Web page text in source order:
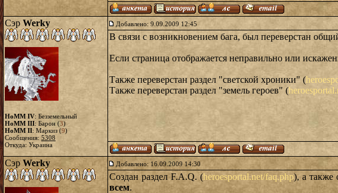
Сэр Werky
HoMM IV: Безземельный
HoMM III: Барон (3)
HoMM II: Маркиз (9)
Сообщения: 5308
Откуда: Украина
Добавлено: 9.09.2009 12:45
В связи с возникновением бага, был переверстан
Если страница отображается неправильно или
Также переверстан раздел "светской хроники" (
Также переверстан раздел "земель героев" (
Сэр Werky Добавлено: 16.09.2009 14:30
Создан раздел F.A.Q. (heroesportal.net/faq.php), а также
всем.